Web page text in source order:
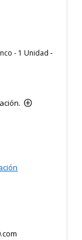
- 1 Unidad -